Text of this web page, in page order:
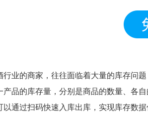
行业的商家，往往面临着大量的库存问
产品的库存量，分别是商品的数量、各自
以通过扫码快速入库出库，实现库存数